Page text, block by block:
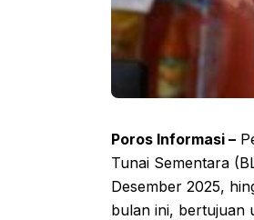
Poros Informasi –
Tunai Sementara
Desember 2025,
bulan ini, bertujuan